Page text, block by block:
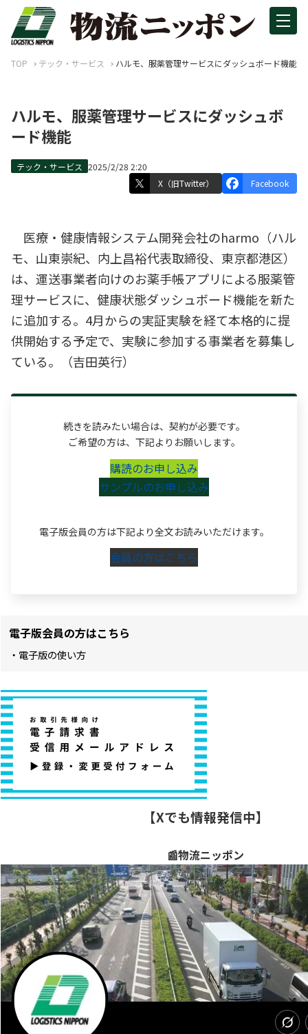
TOP テック・サービス ハルモ、服薬管理サービスにダッシュボード機能
ハルモ、服薬管理サービスにダッシュボ
ード機能
テック・サービス 2025/2/28 2:20
X（旧Twitter）
Facebook
医療・健康情報システム開発会社のharmo（ハル
モ、山東崇紀、内上昌裕代表取締役、東京都港区）
は、運送事業者向けのお薬手帳アプリによる服薬管
理サービスに、健康状態ダッシュボード機能を新た
に追加する。4月からの実証実験を経て本格的に提
供開始する予定で、実験に参加する事業者を募集し
ている。（吉田英行）
続きを読みたい場合は、契約が必要です。
ご希望の方は、下記よりお願いします。
購読のお申し込み
サンプルのお申し込み
電子版会員の方は下記より全文お読みいただけます。
会員の方はこちら
電子版会員の方はこちら
・電子版の使い方
【Xでも情報発信中】
📰物流ニッポン